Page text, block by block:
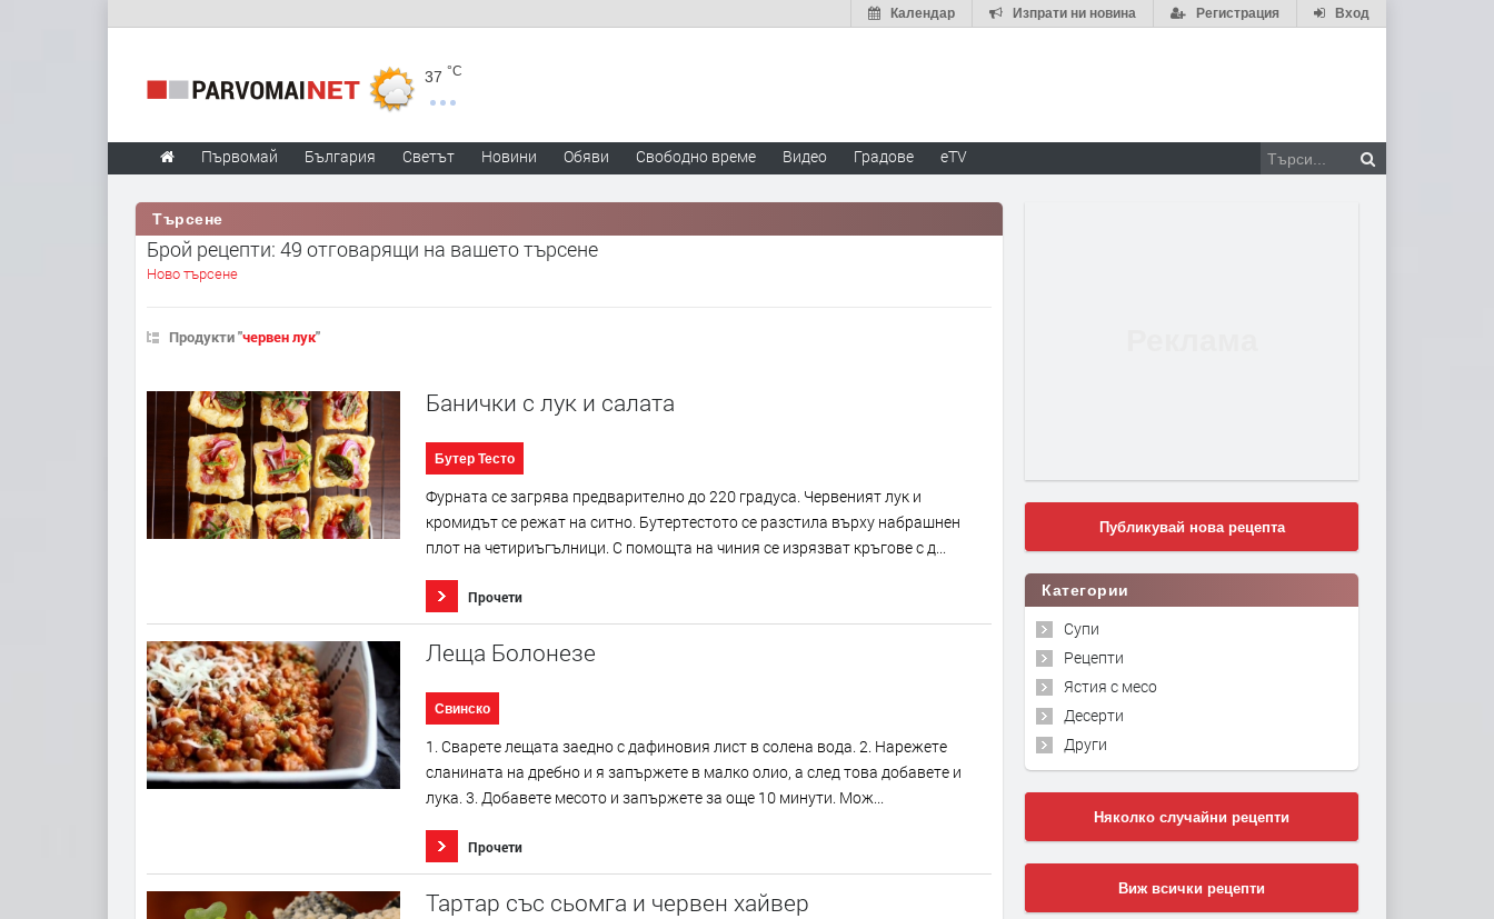
Вход
Регистрация
Изпрати ни новина
Календар
37 °C
Първомай България Светът Новини Обяви Свободно време Видео Градове eTV
Търсене
Брой рецепти: 49 отговарящи на вашето търсене
Ново търсене
Продукти "червен лук"
Банички с лук и салата
Бутер Тесто
Фурната се загрява предварително до 220 градуса. Червеният лук и
кромидът се режат на ситно. Бутертестото се разстила върху набрашнен
плот на четириъгълници. С помощта на чиния се изрязват кръгове с д...
Прочети
Леща Болонезе
Свинско
1. Сварете лещата заедно с дафиновия лист в солена вода. 2. Нарежете
сланината на дребно и я запържете в малко олио, а след това добавете и
лука. 3. Добавете месото и запържете за още 10 минути. Мож...
Прочети
Тартар със сьомга и червен хайвер
Публикувай нова рецепта
Категории
Супи
Рецепти
Ястия с месо
Десерти
Други
Няколко случайни рецепти
Виж всички рецепти